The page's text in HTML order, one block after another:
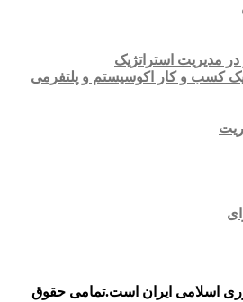
در مدیریت استراتژیک
کسب و کار اکوسیستم و پلتفرمی
اسلامی ایران است.تمامی حقوق